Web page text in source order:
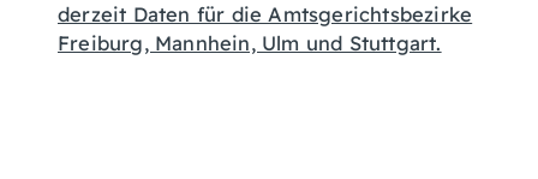
derzeit Daten für die Amtsgerichtsbezirke
Freiburg, Mannhein, Ulm und Stuttgart.